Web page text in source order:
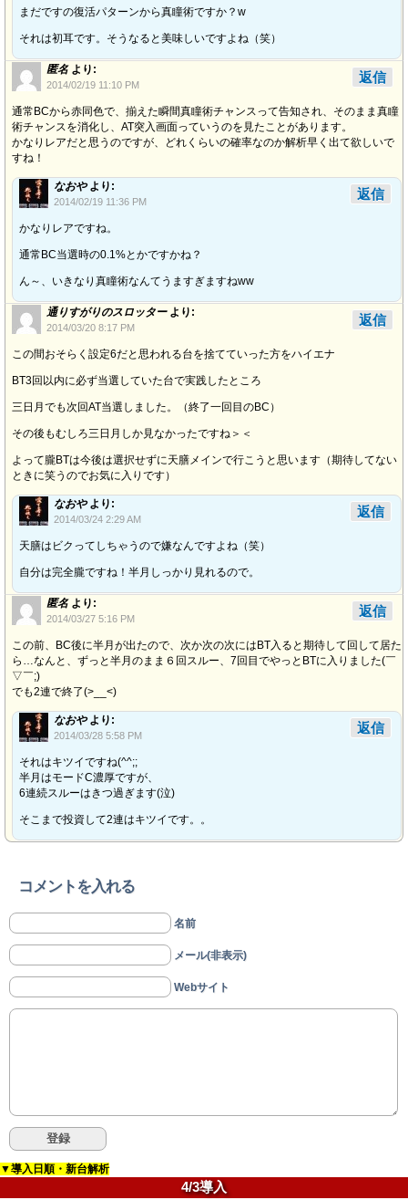
まだですの復活パターンから真瞳術ですか？w
それは初耳です。そうなると美味しいですよね（笑）
匿名 より:
2014/02/19 11:10 PM
通常BCから赤同色で、揃えた瞬間真瞳術チャンスって告知され、そのまま真瞳
術チャンスを消化し、AT突入画面っていうのを見たことがあります。
かなりレアだと思うのですが、どれくらいの確率なのか解析早く出て欲しいで
すね！
返信
なおや より:
2014/02/19 11:36 PM
かなりレアですね。
通常BC当選時の0.1%とかですかね？
ん～、いきなり真瞳術なんてうますぎますねww
返信
通りすがりのスロッター より:
2014/03/20 8:17 PM
この間おそらく設定6だと思われる台を捨てていった方をハイエナ
BT3回以内に必ず当選していた台で実践したところ
三日月でも次回AT当選しました。（終了一回目のBC）
その後もむしろ三日月しか見なかったですね＞＜
よって朧BTは今後は選択せずに天膳メインで行こうと思います（期待してない
ときに笑うのでお気に入りです）
返信
なおや より:
2014/03/24 2:29 AM
天膳はビクってしちゃうので嫌なんですよね（笑）
自分は完全朧ですね！半月しっかり見れるので。
返信
匿名 より:
2014/03/27 5:16 PM
この前、BC後に半月が出たので、次か次の次にはBT入ると期待して回して居た
ら…なんと、ずっと半月のまま６回スルー、7回目でやっとBTに入りました(￣
▽￣;)
でも2連で終了(>__<)
返信
なおや より:
2014/03/28 5:58 PM
それはキツイですね(^^;;
半月はモードC濃厚ですが、
6連続スルーはきつ過ぎます(泣)
そこまで投資して2連はキツイです。。
返信
コメントを入れる
名前
メール(非表示)
Webサイト
▼導入日順・新台解析
4/3導入